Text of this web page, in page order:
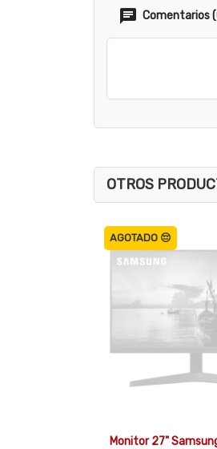
Comentarios
OTROS
Vista
Monitor 27"
AGOTADO 😔